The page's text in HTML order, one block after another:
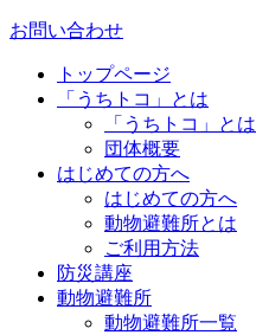
お問い合わせ
トップページ
「うちトコ」とは
「うちトコ」とは
団体概要
はじめての方へ
はじめての方へ
動物避難所とは
ご利用方法
防災講座
動物避難所
動物避難所一覧